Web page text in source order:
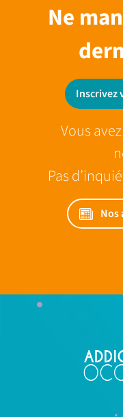
Ne
Inscrivez
Vous
Pas
Nos